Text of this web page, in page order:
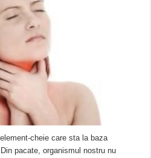
vară și râsete de copii la Carașova VIDEO
– 04.08.2026 – str. Văliugului și
cheie care sta la baza
pacate, organismul nostru nu